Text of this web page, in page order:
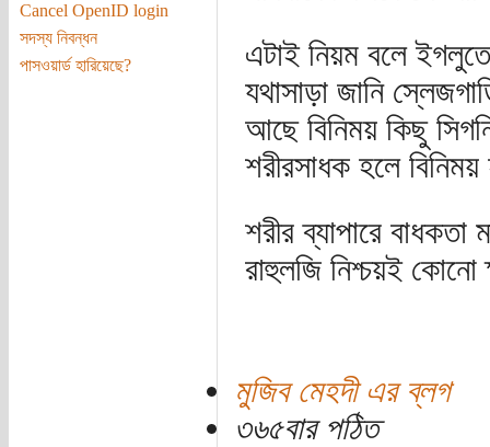
Cancel OpenID login
সদস্য নিবন্ধন
পাসওয়ার্ড হারিয়েছে?
এটাই নিয়ম বলে
যথাসাড়া জানি
আছে বিনিময় কিছু
শরীরসাধক হলে
শরীর ব্যাপারে বাধকতা
রাহুলজি নিশ্চয়ই কোনো
মুজিব মেহদী এর ব্লগ
৩৬৫বার পঠিত